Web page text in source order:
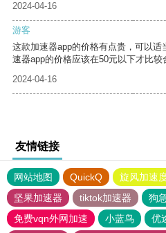
2024-04-16
游客
这款加速器app的价格有点贵，可以
速器app的价格应该在50元以下才比较
2024-04-16
友情链接
网站地图 QuickQ 旋风加速
坚果加速器
tiktok加速器
狗
免费vqn外网加速
小蓝鸟 优